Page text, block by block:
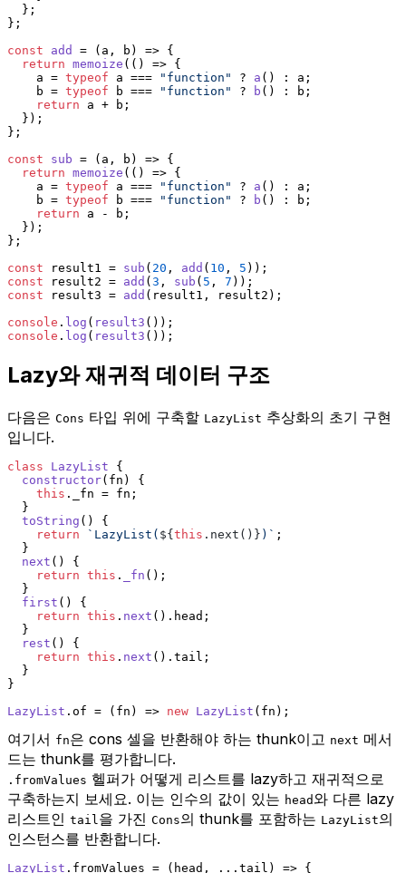
  };
};
const
add = ( a, b ) => {
return memoize ( () => {
    a =
typeof a === "function" ? a () : a;
    b =
typeof b === "function" ? b () : b;
return a + b;
  });
};
const
sub = ( a, b ) => {
return memoize ( () => {
    a =
typeof a === "function" ? a () : a;
    b =
typeof b === "function" ? b () : b;
return a - b;
  });
};
const result1 = sub ( 20 , add ( 10 , 5 ));
const result2 = add ( 3 , sub ( 5 , 7 ));
const result3 = add (result1, result2);
console . log ( result3 ());
console . log ( result3 ());
Lazy와 재귀적 데이터 구조
다음은 Cons 타입 위에 구축할 LazyList 추상화의 초기 구현
입니다.
class LazyList {
constructor( fn ) {
this . _fn = fn;
  }
toString ( ) {
return
`LazyList( ${this .next()} )` ;
  }
next ( ) {
return this . _fn ();
  }
first ( ) {
return this . next (). head ;
  }
rest ( ) {
return this . next (). tail ;
  }
}
LazyList . of = ( fn ) => new LazyList (fn);
여기서 fn은 cons 셀을 반환해야 하는 thunk이고 next 메서
드는 thunk를 평가합니다.
.fromValues 헬퍼가 어떻게 리스트를 lazy하고 재귀적으로
구축하는지 보세요. 이는 인수의 값이 있는 head와 다른 lazy
리스트인 tail 을 가진 Cons의 thunk를 포함하는 LazyList의
인스턴스를 반환합니다.
LazyList . fromValues = ( head, ...tail ) => {